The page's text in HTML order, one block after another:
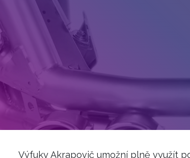
Výfuky Akrapovič umožní plně využít